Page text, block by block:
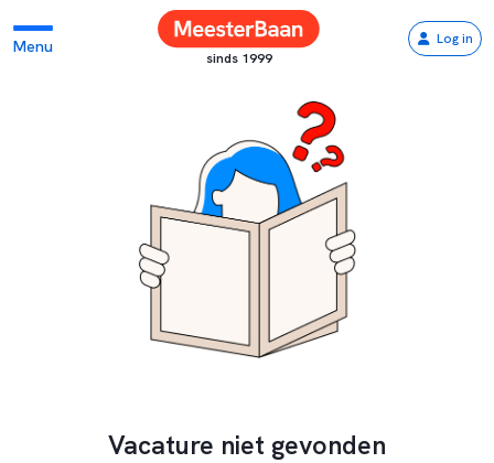
Menu
sinds 1999
Log in
Vacature niet gevonden